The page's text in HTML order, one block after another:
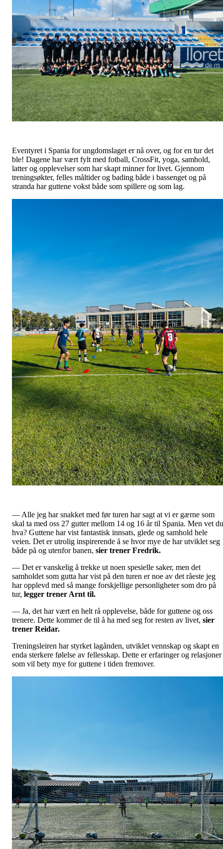
Eventyret i Spania for ungdomslaget er nå over, og for en tur det
ble! Dagene har vært fylt med fotball, CrossFit, yoga, samhold,
latter og opplevelser som har skapt minner for livet. Gjennom
treningsøkter, felles måltider og bading både i bassenget og på
stranda har guttene vokst både som spillere og som lag.
— Alle jeg har snakket med før turen har sagt at vi er gærne som
skal ta med oss 27 gutter mellom 14 og 16 år til Spania. Men vet du
hva? Guttene har vist fantastisk innsats, glede og samhold hele
veien. Det er utrolig inspirerende å se hvor mye de har utviklet seg
både på og utenfor banen, sier trener Fredrik.
— Det er vanskelig å trekke ut noen spesielle saker, men det
samholdet som gutta har vist på den turen er noe av det råeste jeg
har opplevd med så mange forskjellige personligheter som dro på
tur, legger trener Arnt til.
— Ja, det har vært en helt rå opplevelse, både for guttene og oss
trenere. Dette kommer de til å ha med seg for resten av livet, sier
trener Reidar.
Treningsleiren har styrket lagånden, utviklet vennskap og skapt en
enda sterkere følelse av fellesskap. Dette er erfaringer og relasjoner
som vil bety mye for guttene i tiden fremover.